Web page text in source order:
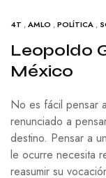
4T ,AMLO ,POLÍTICA ,
Leopoldo
México
No es fácil pensar
renunciado a
destino. Pensar a
le ocurre necesita
reasumir su